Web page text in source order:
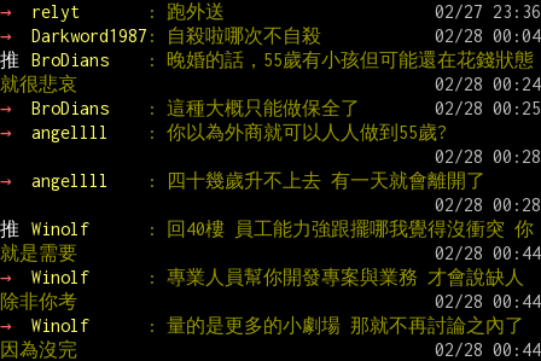
→
relyt
: 跑外送
→
Darkword1987 : 自殺啦哪次不自殺
推
BroDians
: 晚婚的話，55歲有小孩但可能還在花錢狀態
就很悲哀
→
BroDians
: 這種大概只能做保全了
→
angellll : 你以為外商就可以人人做到55歲?
→ angellll : 四十幾歲升不上去 有一天就會離開了
推 Winolf
: 回40樓 員工能力強跟擺哪我覺得沒衝突 你
就是需要
→
Winolf
: 專業人員幫你開發專案與業務 才會說缺人
除非你考
→
Winolf
: 量的是更多的小劇場 那就不再討論之內了
因為沒完